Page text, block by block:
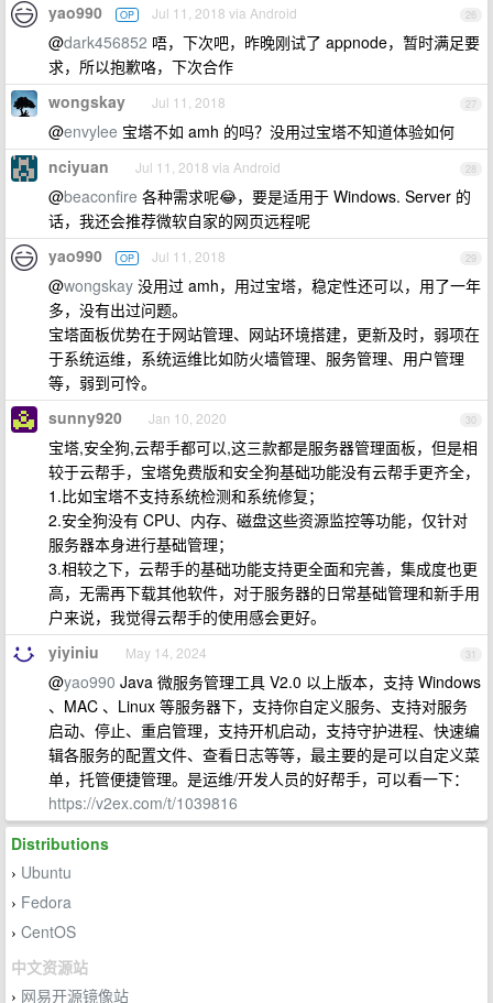
26
yao990 OP Jul 11, 2018 via Android
@dark456852 唔，下次吧，昨晚刚试了 appnode，暂时满足要
求，所以抱歉咯，下次合作
27
wongskay Jul 11, 2018
@envylee 宝塔不如 amh 的吗？没用过宝塔不知道体验如何
28
nciyuan Jul 11, 2018 via Android
@beaconfire 各种需求呢😂，要是适用于 Windows. Server 的
话，我还会推荐微软自家的网页远程呢
29
yao990 OP Jul 11, 2018
@wongskay 没用过 amh，用过宝塔，稳定性还可以，用了一年
多，没有出过问题。
宝塔面板优势在于网站管理、网站环境搭建，更新及时，弱项在
于系统运维，系统运维比如防火墙管理、服务管理、用户管理
等，弱到可怜。
30
sunny920 Jan 10, 2020
宝塔,安全狗,云帮手都可以,这三款都是服务器管理面板，但是相
较于云帮手，宝塔免费版和安全狗基础功能没有云帮手更齐全，
1.比如宝塔不支持系统检测和系统修复；
2.安全狗没有 CPU、内存、磁盘这些资源监控等功能，仅针对
服务器本身进行基础管理；
3.相较之下，云帮手的基础功能支持更全面和完善，集成度也更
高，无需再下载其他软件，对于服务器的日常基础管理和新手用
户来说，我觉得云帮手的使用感会更好。
31
yiyiniu May 14, 2024
@yao990 Java 微服务管理工具 V2.0 以上版本，支持 Windows
、MAC 、Linux 等服务器下，支持你自定义服务、支持对服务
启动、停止、重启管理，支持开机启动，支持守护进程、快速编
辑各服务的配置文件、查看日志等等，最主要的是可以自定义菜
单，托管便捷管理。是运维/开发人员的好帮手，可以看一下：
https://v2ex.com/t/1039816
Distributions
› Ubuntu
› Fedora
› CentOS
中文资源站
› 网易开源镜像站